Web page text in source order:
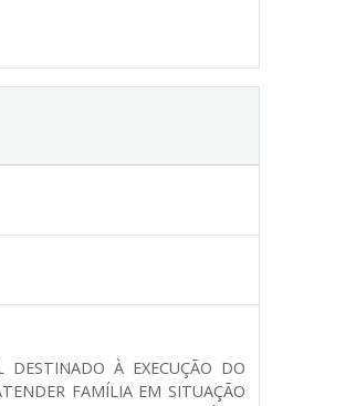
DESTINADO À EXECUÇÃO DO
FAMÍLIA EM SITUAÇÃO